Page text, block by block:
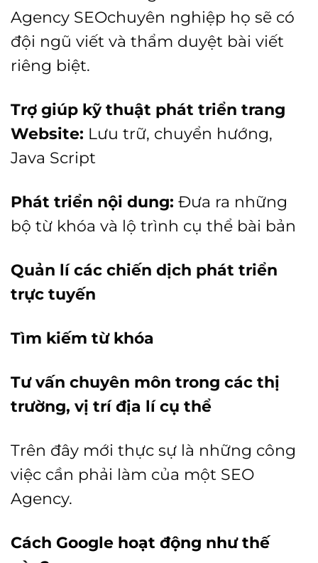
Agency SEOchuyên nghiệp họ sẽ có
đội ngũ viết và thẩm duyệt bài viết
riêng biệt.
Trợ giúp kỹ thuật phát triển trang
Website: Lưu trữ, chuyển hướng,
Java Script
Phát triển nội dung: Đưa ra những
bộ từ khóa và lộ trình cụ thể bài bản
Quản lí các chiến dịch phát triển
trực tuyến
Tìm kiếm từ khóa
Tư vấn chuyên môn trong các thị
trường, vị trí địa lí cụ thể
Trên đây mới thực sự là những công
việc cần phải làm của một SEO
Agency.
Cách Google hoạt động như thế